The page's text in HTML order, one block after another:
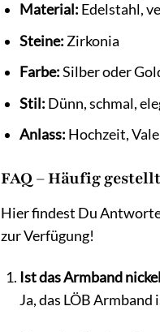
Material: Edelstahl,
Steine: Zirkonia
Farbe:Silber oder
Stil: Dünn, schmal,
Anlass: Hochzeit,
FAQ – Häufig
Hier findest Du
zur Verfügung!
Ist das Armband
Ja, das LÖB